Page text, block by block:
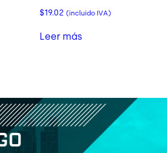
$19.02 (incluido IVA)
Leer más
O